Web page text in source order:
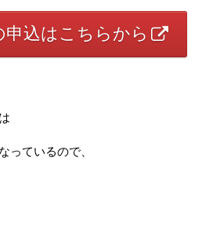
申込はこちらから
っているので、